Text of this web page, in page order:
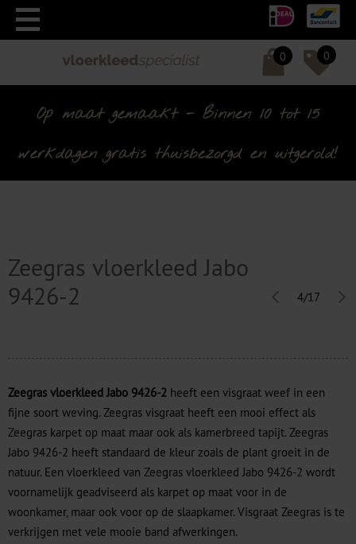
0 0
Op maat gemaakt - Binnen 10 tot 15
werkdagen gratis thuisbezorgd en uitgerold!
Zeegras vloerkleed Jabo
9426-2
4/17
Zeegras vloerkleed Jabo 9426-2 heeft een visgraat weef in een
fijne soort weving. Zeegras visgraat heeft een mooi effect als
Zeegras karpet op maat maar ook als kamerbreed tapijt. Zeegras
Jabo 9426-2 heeft standaard de kleur zoals de plant groeit in de
natuur. Een vloerkleed van Zeegras vloerkleed Jabo 9426-2 wordt
voornamelijk geadviseerd als karpet op maat voor in de
woonkamer, maar ook voor op de slaapkamer. Visgraat Zeegras is te
verkrijgen met vele mooie band afwerkingen.